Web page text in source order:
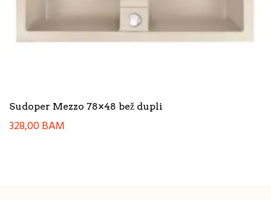
Sudoper Mezzo 78×48 bež dupli
328,00BAM